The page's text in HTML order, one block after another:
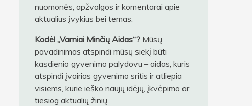
nuomonės, apžvalgos ir komentarai apie
aktualius įvykius bei temas.
Kodėl „Varniai Minčių Aidas“?Mūsų
pavadinimas atspindi mūsų siekį būti
kasdienio gyvenimo palydovu – aidas, kuris
atspindi įvairias gyvenimo sritis ir atliepia
visiems, kurie ieško naujų idėjų, įkvėpimo ar
tiesiog aktualių žinių.